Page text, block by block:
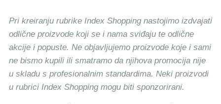
Pri kreiranju rubrike Index Shopping nastojimo izdvajati
odlične proizvode koji se i nama sviđaju te odlične
akcije i popuste. Ne objavljujemo proizvode koje i sami
ne bismo kupili ili smatramo da njihova promocija nije
u skladu s profesionalnim standardima. Neki proizvodi
u rubrici Index Shopping mogu biti sponzorirani.